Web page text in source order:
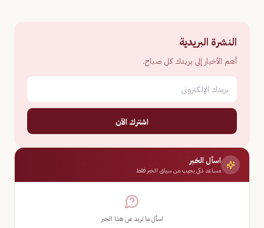
النشرة البريدية
أهم الأخبار إلى بريدك كل صباح.
اشترك الآن
اسأل الخبر
مساعد ذكي يجيب من سياق الخبر فقط
اسأل ما تريد عن هذا الخبر